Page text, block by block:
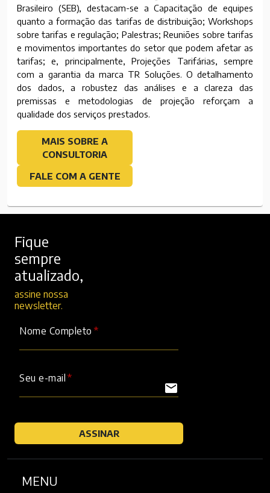
Brasileiro (SEB), destacam-se a Capacitação de equipes
quanto a formação das tarifas de distribuição; Workshops
sobre tarifas e regulação; Palestras; Reuniões sobre tarifas
e movimentos importantes do setor que podem afetar as
tarifas; e, principalmente, Projeções Tarifárias, sempre
com a garantia da marca TR Soluções. O detalhamento
dos dados, a robustez das análises e a clareza das
premissas e metodologias de projeção reforçam a
qualidade dos serviços prestados.
MAIS SOBRE A
CONSULTORIA
FALE COM A GENTE
Fique
sempre
atualizado,
assine nossa
newsletter.
Nome Completo
Seu e-mail
mail
ASSINAR
MENU